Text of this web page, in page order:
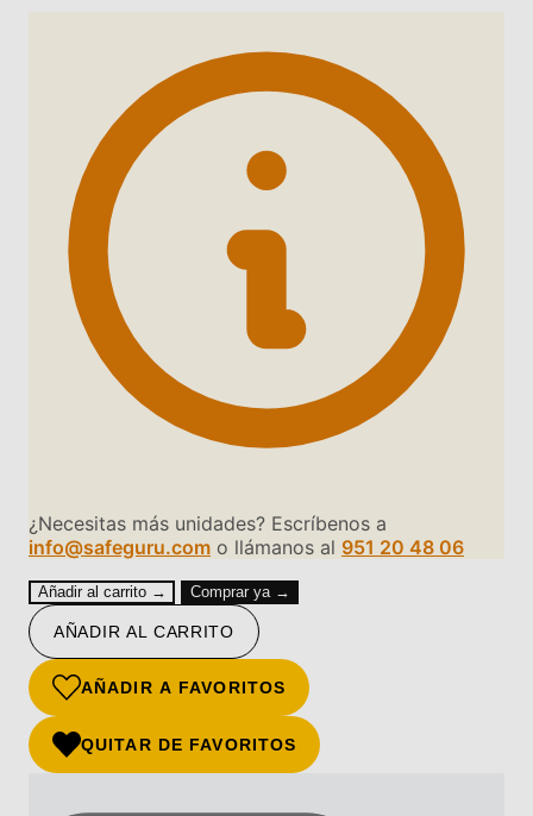
¿Necesitas más unidades? Escríbenos a
info@safeguru.com o llámanos al 951 20 48 06
Añadir al carrito → Comprar ya →
AÑADIR AL CARRITO
AÑADIR A FAVORITOS
QUITAR DE FAVORITOS